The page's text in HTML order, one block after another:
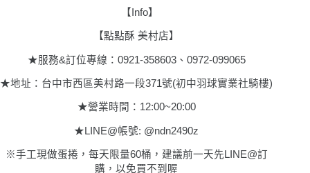
【 Info】
【點點酥 美村店】
★服務&訂位專線： 0921-358603、0972-099065
★地址 ： 台中市西區美村路一段371號(初中羽球實業社騎樓)
★營業時間 ： 12:00~20:00
★ LINE@帳號: @ndn2490z
※手工現做蛋捲，每天限量60桶，建議前一天先LINE@訂
購，以免買不到喔